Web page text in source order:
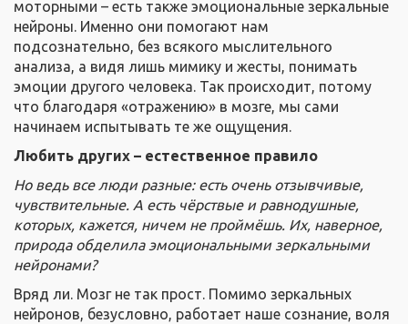
моторными – есть также эмоциональные зеркальные
нейроны. Именно они помогают нам
подсознательно, без всякого мыслительного
анализа, а видя лишь мимику и жесты, понимать
эмоции другого человека. Так происходит, потому
что благодаря «отражению» в мозге, мы сами
начинаем испытывать те же ощущения.
Любить других – естественное правило
Но ведь все люди разные: есть очень отзывчивые,
чувствительные. А есть чёрствые и равнодушные,
которых, кажется, ничем не проймёшь. Их, наверное,
природа обделила эмоциональными зеркальными
нейронами?
Вряд ли. Мозг не так прост. Помимо зеркальных
нейронов, безусловно, работает наше сознание, воля